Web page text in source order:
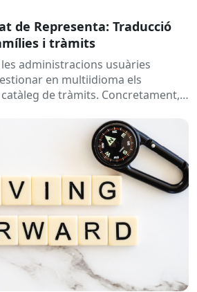
de Representa: Traducció
i tràmits
administracions usuàries
en multiidioma els
de tràmits. Concretament,